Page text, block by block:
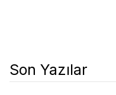
Son Yazılar